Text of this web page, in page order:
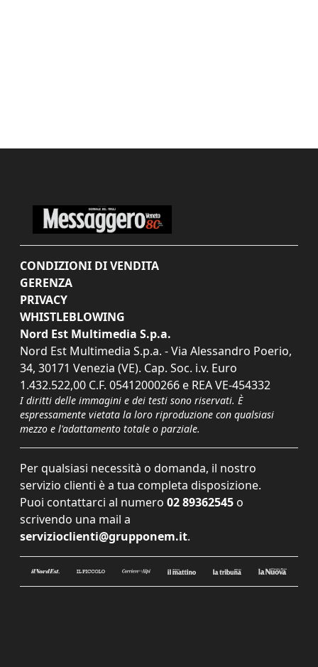
CONDIZIONI DI VENDITA
GERENZA
PRIVACY
WHISTLEBLOWING
Nord Est Multimedia S.p.a.
Nord Est Multimedia S.p.a. - Via Alessandro Poerio,
34, 30171 Venezia (VE). Cap. Soc. i.v. Euro
1.432.522,00 C.F. 05412000266 e REA VE-454332
I diritti delle immagini e dei testi sono riservati. È
espressamente vietata la loro riproduzione con qualsiasi
mezzo e l'adattamento totale o parziale.
Per qualsiasi necessità o domanda, il nostro
servizio clienti è a tua completa disposizione.
Puoi contattarci al numero 02 89362545 o
scrivendo una mail a
servizioclienti@grupponem.it.